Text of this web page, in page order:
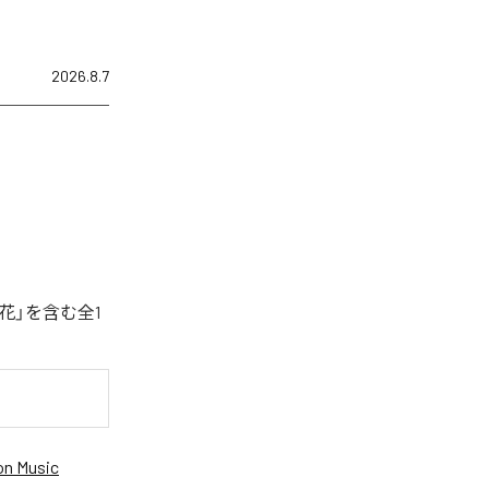
2026.8.7
」を含む全1
Music